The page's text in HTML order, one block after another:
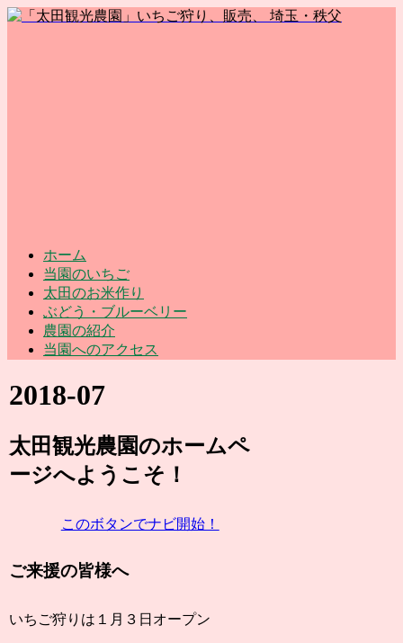
ホーム
当園のいちご
太田のお米作り
ぶどう・ブルーベリー
農園の紹介
当園へのアクセス
2018-07
太田観光農園のホームペ
ージへようこそ！
このボタンでナビ開始！
ご来援の皆様へ
いちご狩りは１月３日オープン